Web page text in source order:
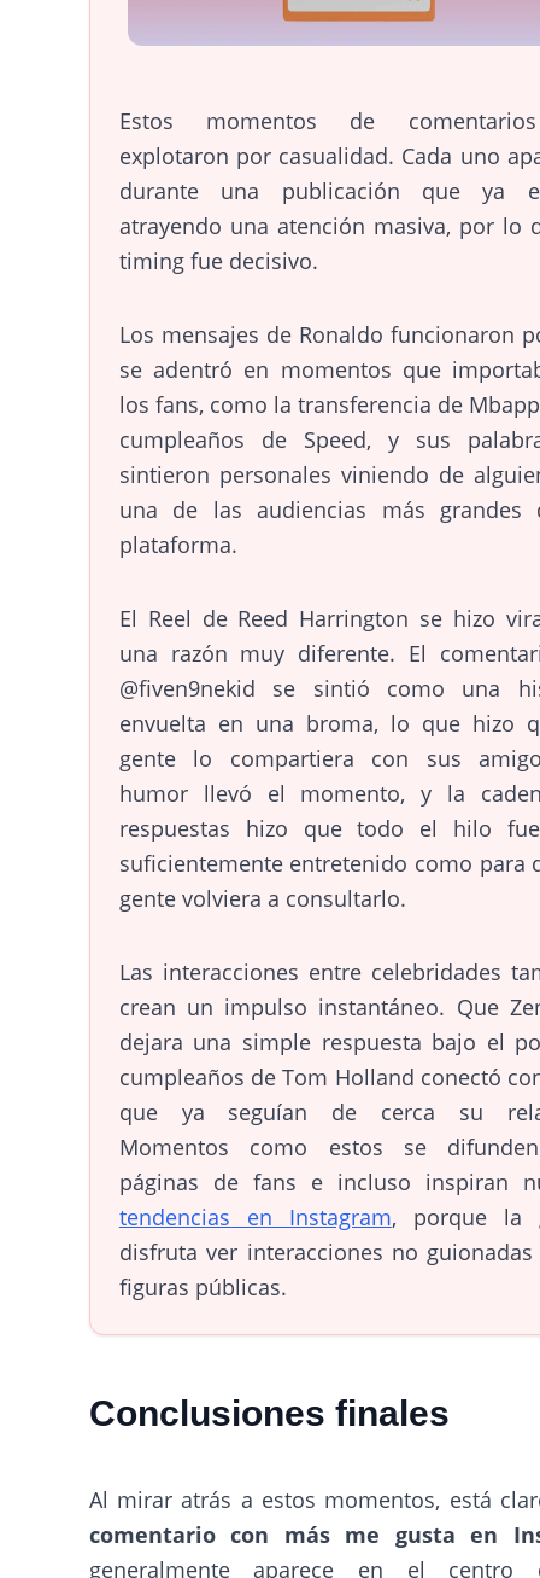
Estos momentos de
explotaron por casualidad. Cada uno
durante una publicación que ya
atrayendo una atención masiva, por lo
timing fue decisivo.
Los mensajes de Ronaldo funcionaron
se adentró en momentos que
los fans, como la transferencia de
cumpleaños de Speed, y sus
sintieron personales viniendo de
una de las audiencias más grandes
plataforma.
El Reel de Reed Harrington se hizo
una razón muy diferente. El
@fiven9nekid se sintió como una
envuelta en una broma, lo que hizo
gente lo compartiera con sus
humor llevó el momento, y la
respuestas hizo que todo el hilo
suficientemente entretenido como para
gente volviera a consultarlo.
Las interacciones entre celebridades
crean un impulso instantáneo. Que
dejara una simple respuesta bajo el
cumpleaños de Tom Holland conectó
que ya seguían de cerca su
Momentos como estos se
páginas de fans e incluso inspiran
tendencias en Instagram, porque la
disfruta ver interacciones no
figuras públicas.
Conclusiones finales
Al mirar atrás a estos momentos, está
comentario con más me gusta en
generalmente aparece en el centro